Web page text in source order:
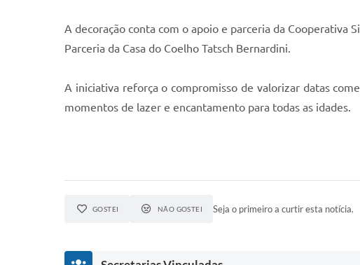
A decoração conta com o apoio e parceria da Cooperativa
Parceria da Casa do Coelho Tatsch Bernardini.
A iniciativa reforça o compromisso de valorizar datas
momentos de lazer e encantamento para todas as idades.
GOSTEI NÃO GOSTEI Seja o primeiro a curtir esta notícia.